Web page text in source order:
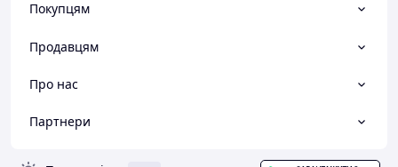
Покупцям
Продавцям
Про нас
Партнери